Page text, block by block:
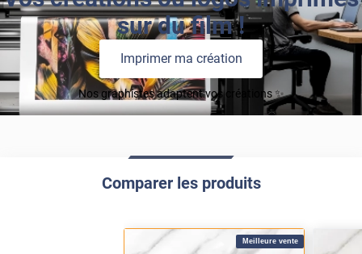
sur du film !
Imprimer ma création
Nos graphistes adaptent vos créations ✨
Comparer les produits
Meilleure vente